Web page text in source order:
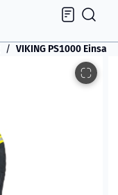
Inquiry
VIKING PS1000